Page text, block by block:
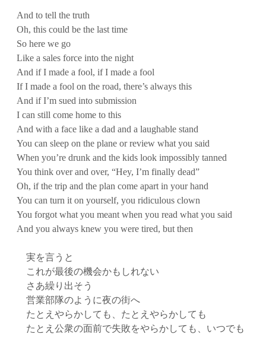
And to tell the truth
Oh, this could be the last time
So here we go
Like a sales force into the night
And if I made a fool, if I made a fool
If I made a fool on the road, there’s always this
And if I’m sued into submission
I can still come home to this
And with a face like a dad and a laughable stand
You can sleep on the plane or review what you said
When you’re drunk and the kids look impossibly tanned
You think over and over, “Hey, I’m finally dead”
Oh, if the trip and the plan come apart in your hand
You can turn it on yourself, you ridiculous clown
You forgot what you meant when you read what you said
And you always knew you were tired, but then
実を言うと
これが最後の機会かもしれない
さあ繰り出そう
営業部隊のように夜の街へ
たとえやらかしても、たとえやらかしても
たとえ公衆の面前で失敗をやらかしても、いつでも